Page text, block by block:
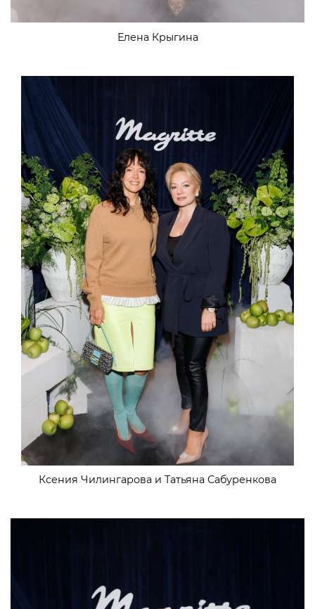
Елена Крыгина
Ксения Чилингарова и Татьяна Сабуренкова